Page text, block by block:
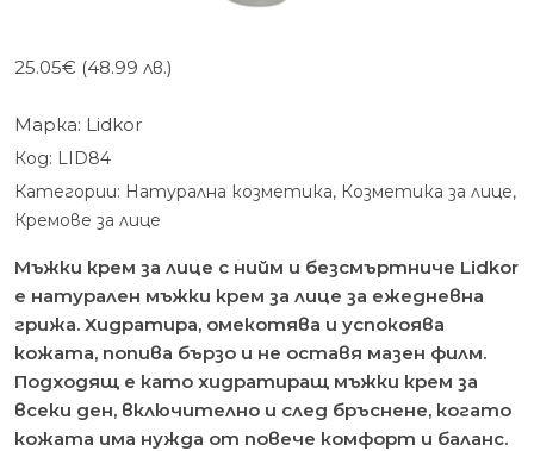
25.05€ (48.99 лв.)
Марка: Lidkor
Код: LID84
Категории: Натурална козметика, Козметика за лице,
Кремове за лице
Мъжки крем за лице с нийм и безсмъртниче Lidkor
е натурален мъжки крем за лице за ежедневна
грижа. Хидратира, омекотява и успокоява
кожата, попива бързо и не оставя мазен филм.
Подходящ е като хидратиращ мъжки крем за
всеки ден, включително и след бръснене, когато
кожата има нужда от повече комфорт и баланс.